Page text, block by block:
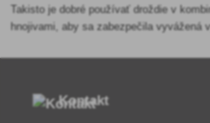
Takisto je dobré používať droždie v
hnojivami, aby sa zabezpečila vyvážená
Kontakt